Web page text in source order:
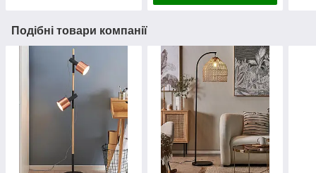
Подібні товари компанії